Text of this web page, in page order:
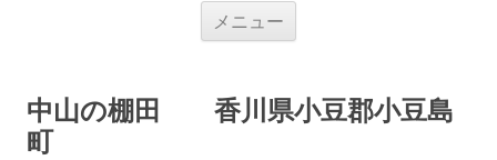
メニュー
ス
キ
中山の棚田 香川県小豆郡小豆島
町